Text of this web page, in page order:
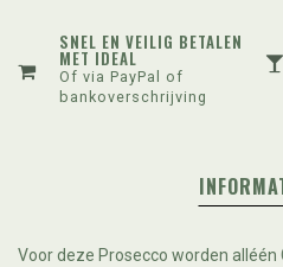
SNEL EN VEILIG BETALEN
MET IDEAL
Of via PayPal of
bankoverschrijving
Voor deze Prosecco worden alléén